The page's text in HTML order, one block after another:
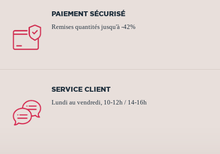
PAIEMENT SÉCURISÉ
Remises quantités jusqu'à -42%
SERVICE CLIENT
Lundi au vendredi, 10-12h / 14-16h